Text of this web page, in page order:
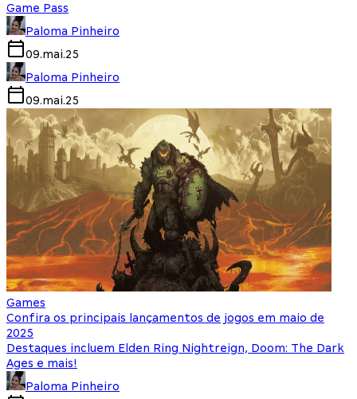
Game Pass
Paloma Pinheiro
09.mai.25
Paloma Pinheiro
09.mai.25
Games
Confira os principais lançamentos de jogos em maio de
2025
Destaques incluem Elden Ring Nightreign, Doom: The Dark
Ages e mais!
Paloma Pinheiro